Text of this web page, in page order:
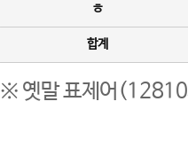
ㅎ
합계
※ 옛말 표제어(12810